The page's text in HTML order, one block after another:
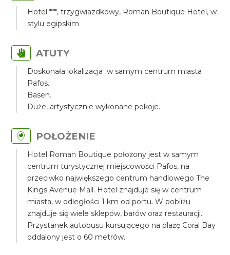
Hotel ***, trzygwiazdkowy, Roman Boutique Hotel, w
stylu egipskim
ATUTY
Doskonała lokalizacja w samym centrum miasta
Pafos.
Basen.
Duże, artystycznie wykonane pokoje.
POŁOŻENIE
Hotel Roman Boutique położony jest w samym
centrum turystycznej miejscowości Pafos, na
przeciwko największego centrum handlowego The
Kings Avenue Mall. Hotel znajduje się w centrum
miasta, w odległości 1 km od portu. W pobliżu
znajduje się wiele sklepów, barów oraz restauracji.
Przystanek autobusu kursującego na plażę Coral Bay
oddalony jest o 60 metrów.